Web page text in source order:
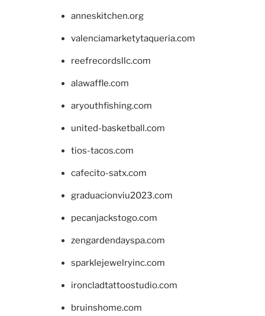
anneskitchen.org
valenciamarketytaqueria.com
reefrecordsllc.com
alawaffle.com
aryouthfishing.com
united-basketball.com
tios-tacos.com
cafecito-satx.com
graduacionviu2023.com
pecanjackstogo.com
zengardendayspa.com
sparklejewelryinc.com
ironcladtattoostudio.com
bruinshome.com